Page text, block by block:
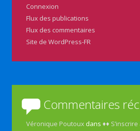
Connexion
Flux des publications
Flux des commentaires
Site de WordPress-FR
Commentaires
Véronique Poutoux dans♦♦